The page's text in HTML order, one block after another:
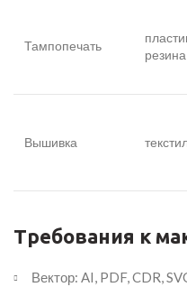
Тампопечать
резина
Вышивка
Требования к
Вектор: AI, PDF, CDR,